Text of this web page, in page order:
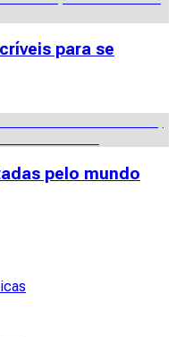
para se
pelo mundo